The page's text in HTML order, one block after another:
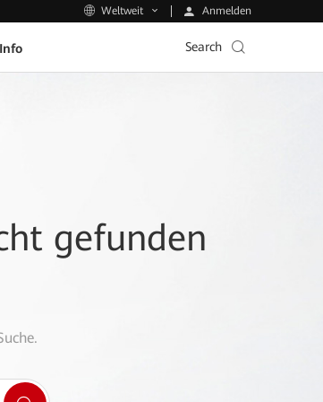
Weltweit Anmelden
Info Search
gefunden